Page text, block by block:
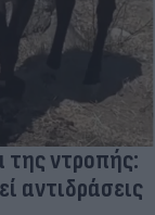
της ντροπής:
αντιδράσεις